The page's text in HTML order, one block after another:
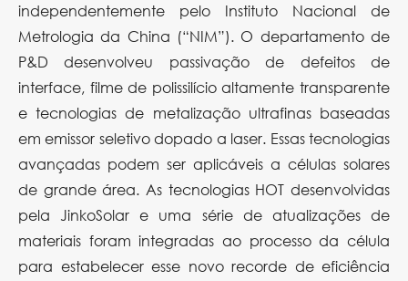
independentemente pelo Instituto Nacional de
Metrologia da China (“NIM”). O departamento de
P&D desenvolveu passivação de defeitos de
interface, filme de polissilício altamente transparente
e tecnologias de metalização ultrafinas baseadas
em emissor seletivo dopado a laser. Essas tecnologias
avançadas podem ser aplicáveis ​​a células solares
de grande área. As tecnologias HOT desenvolvidas
pela JinkoSolar e uma série de atualizações de
materiais foram integradas ao processo da célula
para estabelecer esse novo recorde de eficiência